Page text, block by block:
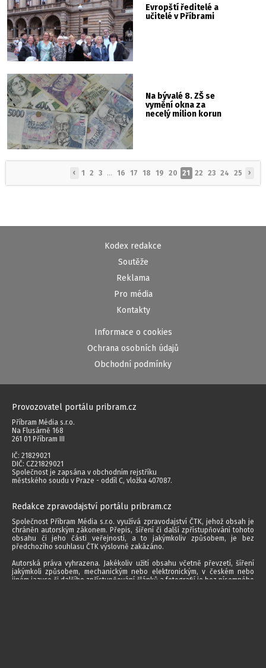
Evropští ředitelé a
učitelé v Příbrami
Na bývalé 8. ZŠ se
vymění okna za
necelý milion korun
‹ 1 2 3 ... 16 17 18 19 20 21 22 23 24 25 ›
Kodex redakce
Soutěže
Reklama
Pro média
Kontakty
Informace o cookies
Ochrana osobních údajů
Obchodní podmínky
Provozovatel portálu pribram.cz
Příbram Média s.r.o.
Na Flusárně 168
261 01 Příbram III
IČ: 21829021
DIČ: CZ21829021
Společnost je zapsána v obchodním rejstříku
městského soudu v Praze - oddíl C, vložka 407087.
Redakce zpravodajství portálu pribram.cz
Společnost Příbram Média s.r.o. využívá zpravodajství ČTK, jehož obsah je
chráněn autorským zákonem. Přepis, šíření či další zpřístupňování tohoto
obsahu či jeho části veřejnosti, a to jakýmkoliv způsobem, je bez
předchozího souhlasu ČTK výslovně zakázáno.
Autorská práva vyhrazena. Jakékoliv užití obsahu včetně převzetí, šíření
jakýmkoli způsobem, mechanickým nebo elektronickým, v českém nebo
jiném jazyce či dalšího zpřístupňování článků a fotografií je bez písemného